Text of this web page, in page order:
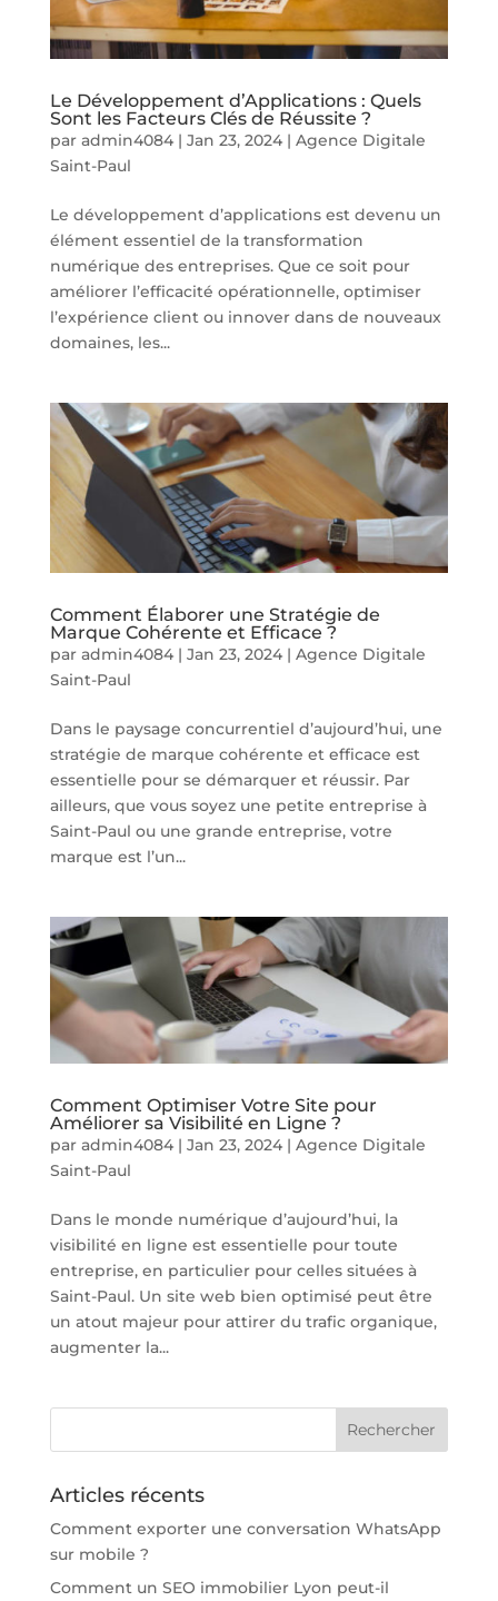
Le Développement d’Applications : Quels
Sont les Facteurs Clés de Réussite ?
par admin4084| Jan 23, 2024| Agence Digitale
Saint-Paul
Le développement d’applications est devenu un
élément essentiel de la transformation
numérique des entreprises. Que ce soit pour
améliorer l’efficacité opérationnelle, optimiser
l’expérience client ou innover dans de nouveaux
domaines, les...
Comment Élaborer une Stratégie de
Marque Cohérente et Efficace ?
par admin4084| Jan 23, 2024| Agence Digitale
Saint-Paul
Dans le paysage concurrentiel d’aujourd’hui, une
stratégie de marque cohérente et efficace est
essentielle pour se démarquer et réussir. Par
ailleurs, que vous soyez une petite entreprise à
Saint-Paul ou une grande entreprise, votre
marque est l’un...
Comment Optimiser Votre Site pour
Améliorer sa Visibilité en Ligne ?
par admin4084| Jan 23, 2024| Agence Digitale
Saint-Paul
Dans le monde numérique d’aujourd’hui, la
visibilité en ligne est essentielle pour toute
entreprise, en particulier pour celles situées à
Saint-Paul. Un site web bien optimisé peut être
un atout majeur pour attirer du trafic organique,
augmenter la...
Articles récents
Comment exporter une conversation WhatsApp
sur mobile ?
Comment un SEO immobilier Lyon peut-il